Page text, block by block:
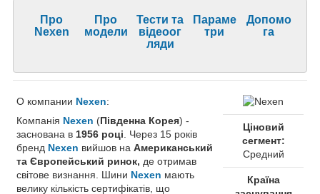
Про
Nexen
Про
модели
Тести та
відеоог
ляди
Параме
три
Допомо
га
О компании Nexen:
Компанія Nexen (Південна Корея) -
заснована в 1956 році . Через 15 років
бренд Nexen вийшов на Американський
та Європейський ринок, де отримав
світове визнання. Шини Nexen мають
велику кількість сертифікатів, що
Ціновий
сегмент:
Средний
Країна